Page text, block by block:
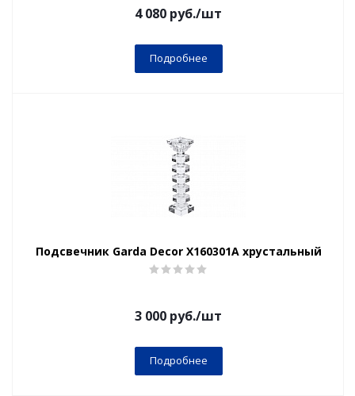
4 080 руб./шт
Подробнее
Подсвечник Garda Decor X160301A хрустальный
3 000 руб./шт
Подробнее